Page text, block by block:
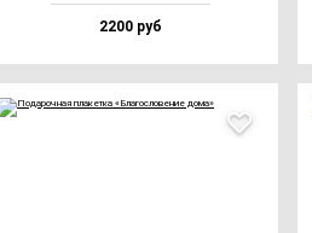
2200 руб